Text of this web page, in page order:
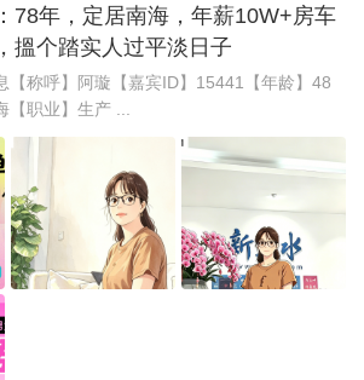
78年，定居南海，年薪10W+房车
搵个踏实人过平淡日子
【称呼】阿璇【嘉宾ID】15441【年龄】48
职业】生产 ...